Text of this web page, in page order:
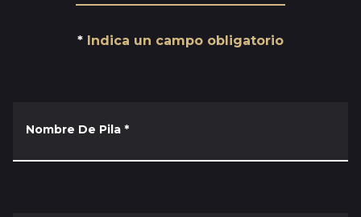
Indica un campo obligatorio
Nombre De Pila *